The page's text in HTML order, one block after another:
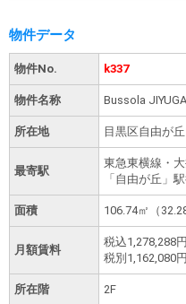
物件データ
物件No. k337
物件名称 Bussola
所在地 目黒区自由が
最寄駅
東急東横線・
「自由が丘」
面積 106.74㎡（
月額賃料
税込1,278,288円
税別 1,162,080円
所在階 2F